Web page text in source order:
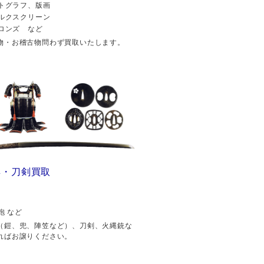
グラフ、版画
クスクリーン
ンズ など
・お稽古物問わず買取いたします。
刀剣買取
など
鎧、兜、陣笠など）、刀剣、火縄銃な
ばお譲りください。